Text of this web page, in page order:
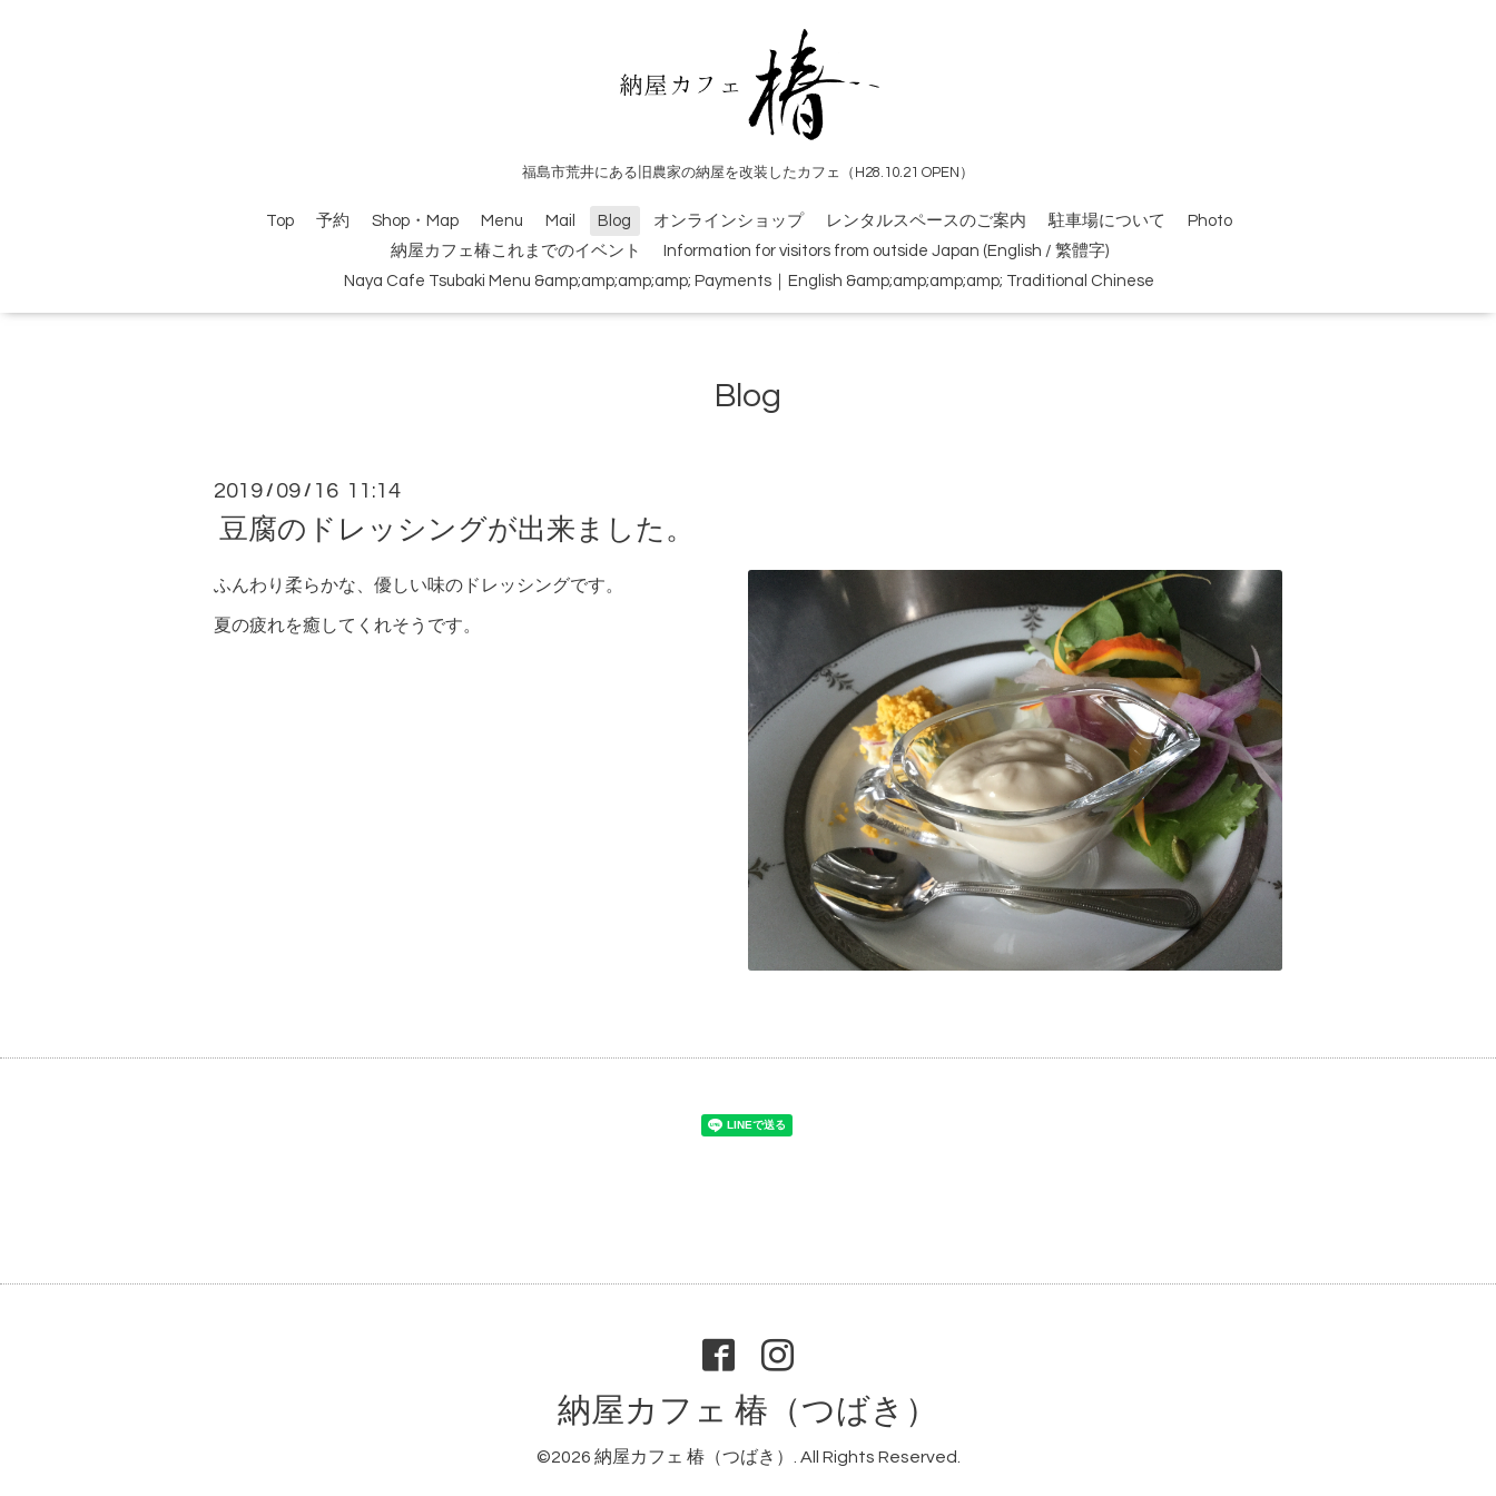
福島市荒井にある旧農家の納屋を改装したカフェ（H28.10.21 OPEN）
Top 予約 Shop・Map Menu Mail Blog オンラインショップ レンタルスペースのご案内 駐車場について
Photo
納屋カフェ椿これまでのイベント
Information for visitors from outside Japan (English / 繁體字)
Naya Cafe Tsubaki Menu &amp;amp;amp;amp; Payments｜English &amp;amp;amp;amp; Traditional Chinese
Blog
2019 / 09 / 16 11:14
豆腐のドレッシングが出来ました。
ふんわり柔らかな、優しい味のドレッシングです。
夏の疲れを癒してくれそうです。
納屋カフェ 椿（つばき）
©2026 納屋カフェ 椿（つばき） . All Rights Reserved.